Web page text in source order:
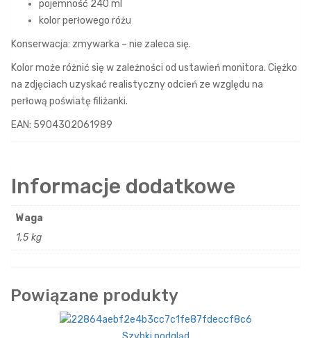
pojemność 240 ml
kolor perłowego różu
Konserwacja: zmywarka – nie zaleca się.
Kolor może różnić się w zależności od ustawień monitora. Ciężko
na zdjęciach uzyskać realistyczny odcień ze względu na
perłową poświatę filiżanki.
EAN: 5904302061989
Informacje dodatkowe
Waga
1,5 kg
Powiązane produkty